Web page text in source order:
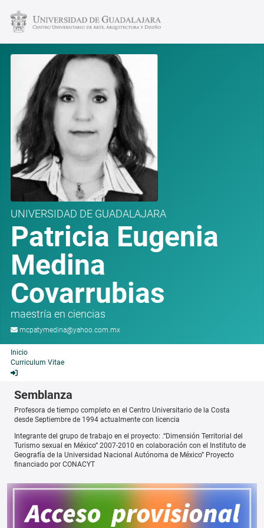
UNIVERSIDAD DE GUADALAJARA
Patricia Eugenia
Medina
Covarrubias
maestría en ciencias
mcpatymedina@yahoo.com.mx
Inicio
Curriculum Vitae
Semblanza
Profesora de tiempo completo en el Centro Universitario de la Costa
desde Septiembre de 1994 actualmente con licencia
Integrante del grupo de trabajo en el proyecto: .“Dimensión Territorial del
Turismo sexual en México” 2007-2010 en colaboración con el Instituto de
Geografía de la Universidad Nacional Autónoma de México” Proyecto
financiado por CONACYT